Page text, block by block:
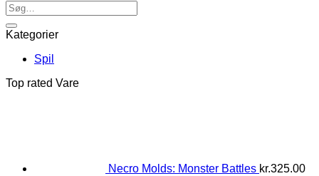
Kategorier
Spil
Top rated Vare
Necro Molds: Monster Battles kr.325.00